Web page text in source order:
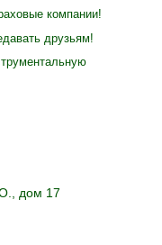
компании!
друзьям!
дом 17